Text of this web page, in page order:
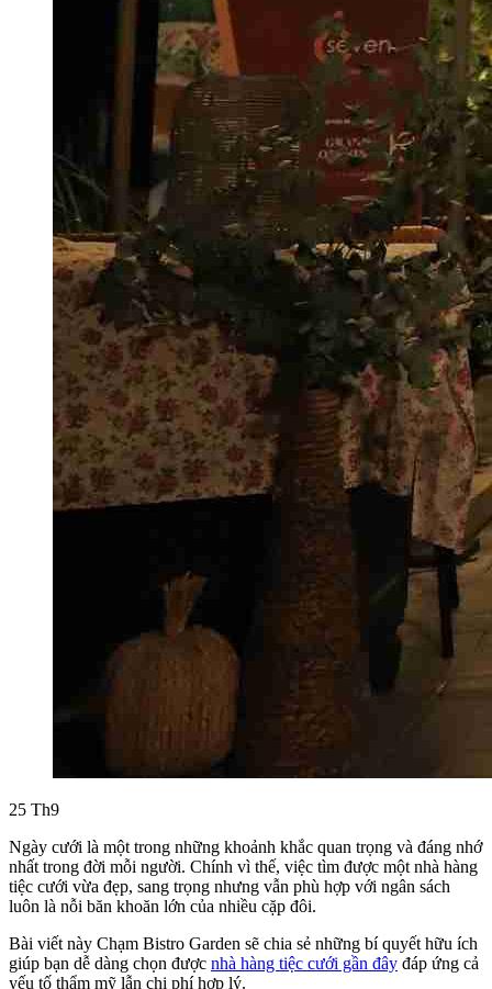
25 Th9
Ngày cưới là một trong những khoảnh khắc quan trọng và đáng nhớ
nhất trong đời mỗi người. Chính vì thế, việc tìm được một nhà hàng
tiệc cưới vừa đẹp, sang trọng nhưng vẫn phù hợp với ngân sách
luôn là nỗi băn khoăn lớn của nhiều cặp đôi.
Bài viết này Chạm Bistro Garden sẽ chia sẻ những bí quyết hữu ích
giúp bạn dễ dàng chọn được nhà hàng tiệc cưới gần đây đáp ứng cả
yếu tố thẩm mỹ lẫn chi phí hợp lý.